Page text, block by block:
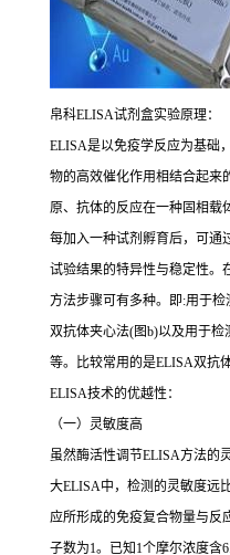
帛科ELISA试剂盒实验原理：
ELISA是以免疫学反应为基础
物的高效催化作用相结合起来
原、抗体的反应在一种固相载
每加入一种试剂孵育后，可通
试验结果的特异性与稳定性。
方法步骤可有多种。即:用于检
双抗体夹心法(图b)以及用于检
等。比较常用的是ELISA双抗
ELISA技术的优越性：
（一）灵敏度高
虽然酶活性调节ELISA方法的
大ELISA中，检测的灵敏度远
应所形成的免疫复合物量与反
子数为1。已知 1个摩尔浓度含